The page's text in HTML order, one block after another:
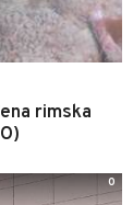
rimska
0